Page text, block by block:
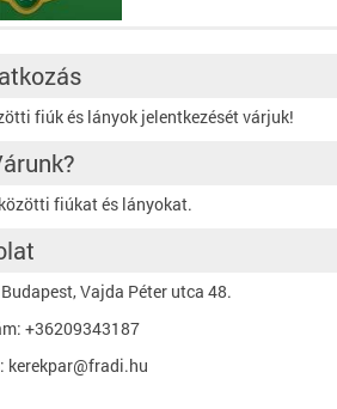
fiúk és lányok jelentkezését várjuk!
fiúkat és lányokat.
Vajda Péter utca 48.
+36209343187
kerekpar@fradi.hu